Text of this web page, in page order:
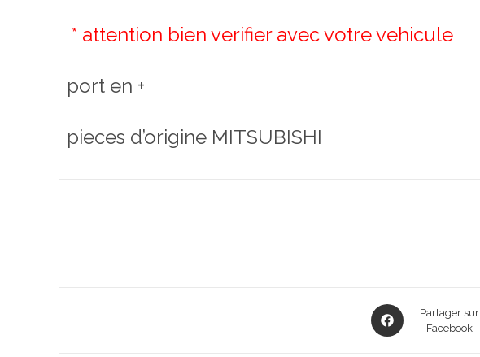
* attention bien verifier avec votre vehicule
port en +
pieces d’origine MITSUBISHI
Opens
in
Partager sur
Facebook